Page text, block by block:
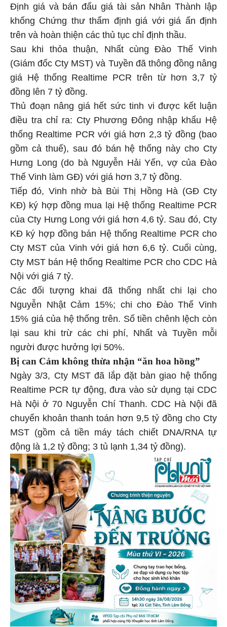
Định giá và bán đấu giá tài sản Nhân Thành lập
khống Chứng thư thẩm định giá với giá ấn định
trên và hoàn thiện các thủ tục chỉ định thầu.
Sau khi thỏa thuận, Nhất cùng Đào Thế Vinh
(Giám đốc Cty MST) và Tuyền đã thông đồng nâng
giá Hệ thống Realtime PCR trên từ hơn 3,7 tỷ
đồng lên 7 tỷ đồng.
Thủ đoạn nâng giá hết sức tinh vi được kết luận
điều tra chỉ ra: Cty Phương Đông nhập khẩu Hệ
thống Realtime PCR với giá hơn 2,3 tỷ đồng (bao
gồm cả thuế), sau đó bán hệ thống này cho Cty
Hưng Long (do bà Nguyễn Hải Yến, vợ của Đào
Thế Vinh làm GĐ) với giá hơn 3,7 tỷ đồng.
Tiếp đó, Vinh nhờ bà Bùi Thị Hồng Hà (GĐ Cty
KĐ) ký hợp đồng mua lại Hệ thống Realtime PCR
của Cty Hưng Long với giá hơn 4,6 tỷ. Sau đó, Cty
KĐ ký hợp đồng bán Hệ thống Realtime PCR cho
Cty MST của Vinh với giá hơn 6,6 tỷ. Cuối cùng,
Cty MST bán Hệ thống Realtime PCR cho CDC Hà
Nội với giá 7 tỷ.
Các đối tượng khai đã thống nhất chi lại cho
Nguyễn Nhật Cảm 15%; chi cho Đào Thế Vinh
15% giá của hệ thống trên. Số tiền chênh lệch còn
lại sau khi trừ các chi phí, Nhất và Tuyền mỗi
người được hưởng lợi 50%.
Bị can Cảm không thừa nhận “ăn hoa hồng”
Ngày 3/3, Cty MST đã lắp đặt bàn giao hệ thống
Realtime PCR tự động, đưa vào sử dụng tại CDC
Hà Nội ở 70 Nguyễn Chí Thanh. CDC Hà Nội đã
chuyển khoản thanh toán hơn 9,5 tỷ đồng cho Cty
MST (gồm cả tiền máy tách chiết DNA/RNA tự
động là 1,2 tỷ đồng; 3 tủ lạnh 1,34 tỷ đồng).